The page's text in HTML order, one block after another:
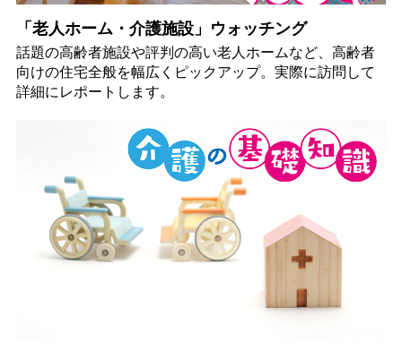
「老人ホーム・介護施設」ウォッチング
話題の高齢者施設や評判の高い老人ホームなど、高齢者
向けの住宅全般を幅広くピックアップ。実際に訪問して
詳細にレポートします。